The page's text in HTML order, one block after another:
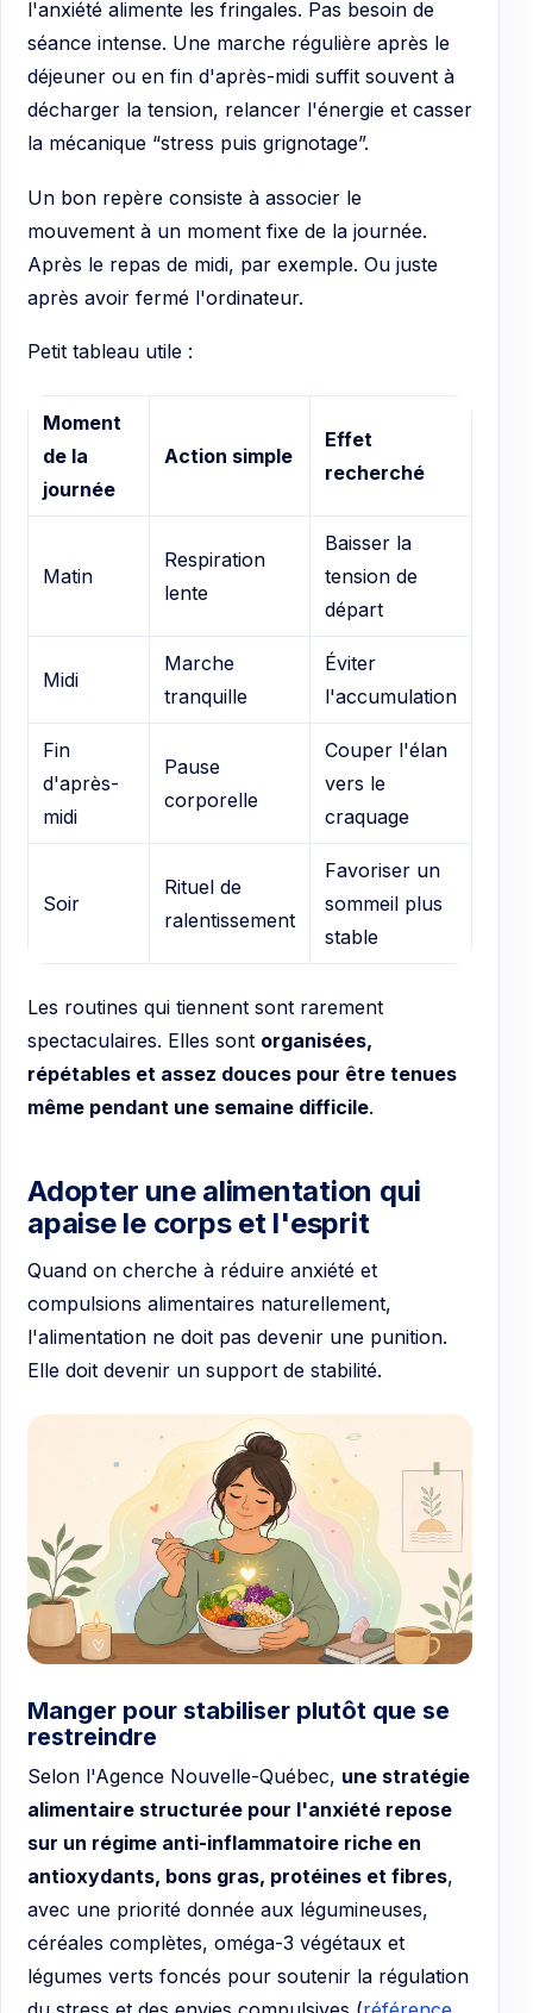
l'anxiété alimente les fringales. Pas besoin de
séance intense. Une marche régulière après le
déjeuner ou en fin d'après-midi suffit souvent à
décharger la tension, relancer l'énergie et casser
la mécanique “stress puis grignotage”.
Un bon repère consiste à associer le
mouvement à un moment fixe de la journée.
Après le repas de midi, par exemple. Ou juste
après avoir fermé l'ordinateur.
Petit tableau utile :
Moment
de la
journée
Action simple
Effet
recherché
Matin
Respiration
lente
Baisser la
tension de
départ
Midi
Marche
tranquille
Éviter
l'accumulation
Fin
d'après-
midi
Pause
corporelle
Couper l'élan
vers le
craquage
Soir
Rituel de
ralentissement
Favoriser un
sommeil plus
stable
Les routines qui tiennent sont rarement
spectaculaires. Elles sont organisées,
répétables et assez douces pour être tenues
même pendant une semaine difficile.
Adopter une alimentation qui
apaise le corps et l'esprit
Quand on cherche à réduire anxiété et
compulsions alimentaires naturellement,
l'alimentation ne doit pas devenir une punition.
Elle doit devenir un support de stabilité.
Manger pour stabiliser plutôt que se
restreindre
Selon l'Agence Nouvelle-Québec, une stratégie
alimentaire structurée pour l'anxiété repose
sur un régime anti-inflammatoire riche en
antioxydants, bons gras, protéines et fibres,
avec une priorité donnée aux légumineuses,
céréales complètes, oméga-3 végétaux et
légumes verts foncés pour soutenir la régulation